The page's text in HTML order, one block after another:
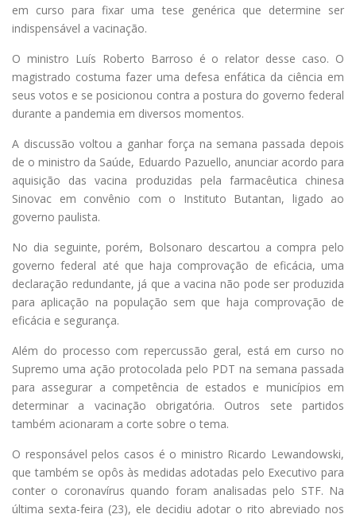
em curso para fixar uma tese genérica que determine ser
indispensável a vacinação.
O ministro Luís Roberto Barroso é o relator desse caso. O
magistrado costuma fazer uma defesa enfática da ciência em
seus votos e se posicionou contra a postura do governo federal
durante a pandemia em diversos momentos.
A discussão voltou a ganhar força na semana passada depois
de o ministro da Saúde, Eduardo Pazuello, anunciar acordo para
aquisição das vacina produzidas pela farmacêutica chinesa
Sinovac em convênio com o Instituto Butantan, ligado ao
governo paulista.
No dia seguinte, porém, Bolsonaro descartou a compra pelo
governo federal até que haja comprovação de eficácia, uma
declaração redundante, já que a vacina não pode ser produzida
para aplicação na população sem que haja comprovação de
eficácia e segurança.
Além do processo com repercussão geral, está em curso no
Supremo uma ação protocolada pelo PDT na semana passada
para assegurar a competência de estados e municípios em
determinar a vacinação obrigatória. Outros sete partidos
também acionaram a corte sobre o tema.
O responsável pelos casos é o ministro Ricardo Lewandowski,
que também se opôs às medidas adotadas pelo Executivo para
conter o coronavírus quando foram analisadas pelo STF. Na
última sexta-feira (23), ele decidiu adotar o rito abreviado nos